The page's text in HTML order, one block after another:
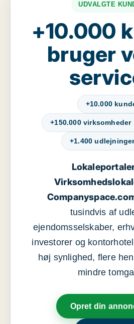
UDVALGTE
+10.000
bruger
+10.000
+150.000 virksomheder
+1.400
tusindvis af
ejendomsselskaber,
investorer og
høj synlighed, flere
mindre
Opret din